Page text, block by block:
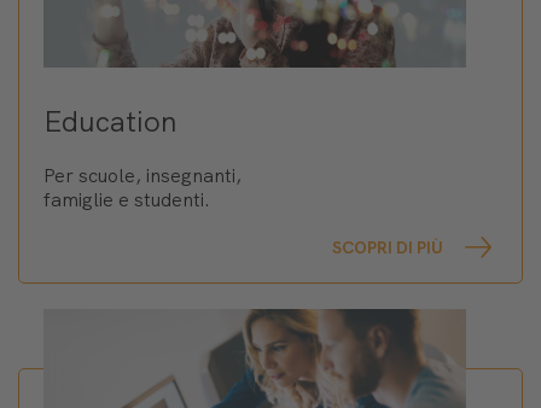
Education
Per scuole, insegnanti,
famiglie e studenti.
SCOPRI DI PIÙ